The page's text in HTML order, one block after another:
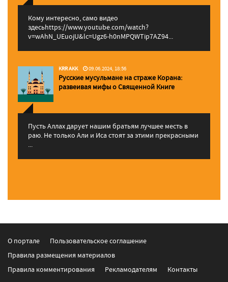
Кому интересно, само видео
здесьhttps://www.youtube.com/watch?
v=wAhN_UEuojU&lc=Ugz6-h0nMPQWTip7AZ94...
KRR AKK 09.06.2024, 18:56
Русские мусульмане на страже Корана:
pазвеивая мифы о Священной Книге
Пусть Аллах дарует нашим братьям лучшее месть в
раю. Не только Али и Иса стоят за этими прекрасными
...
О портале
Пользовательское соглашение
Правила размещения материалов
Правила комментирования
Рекламодателям Контакты